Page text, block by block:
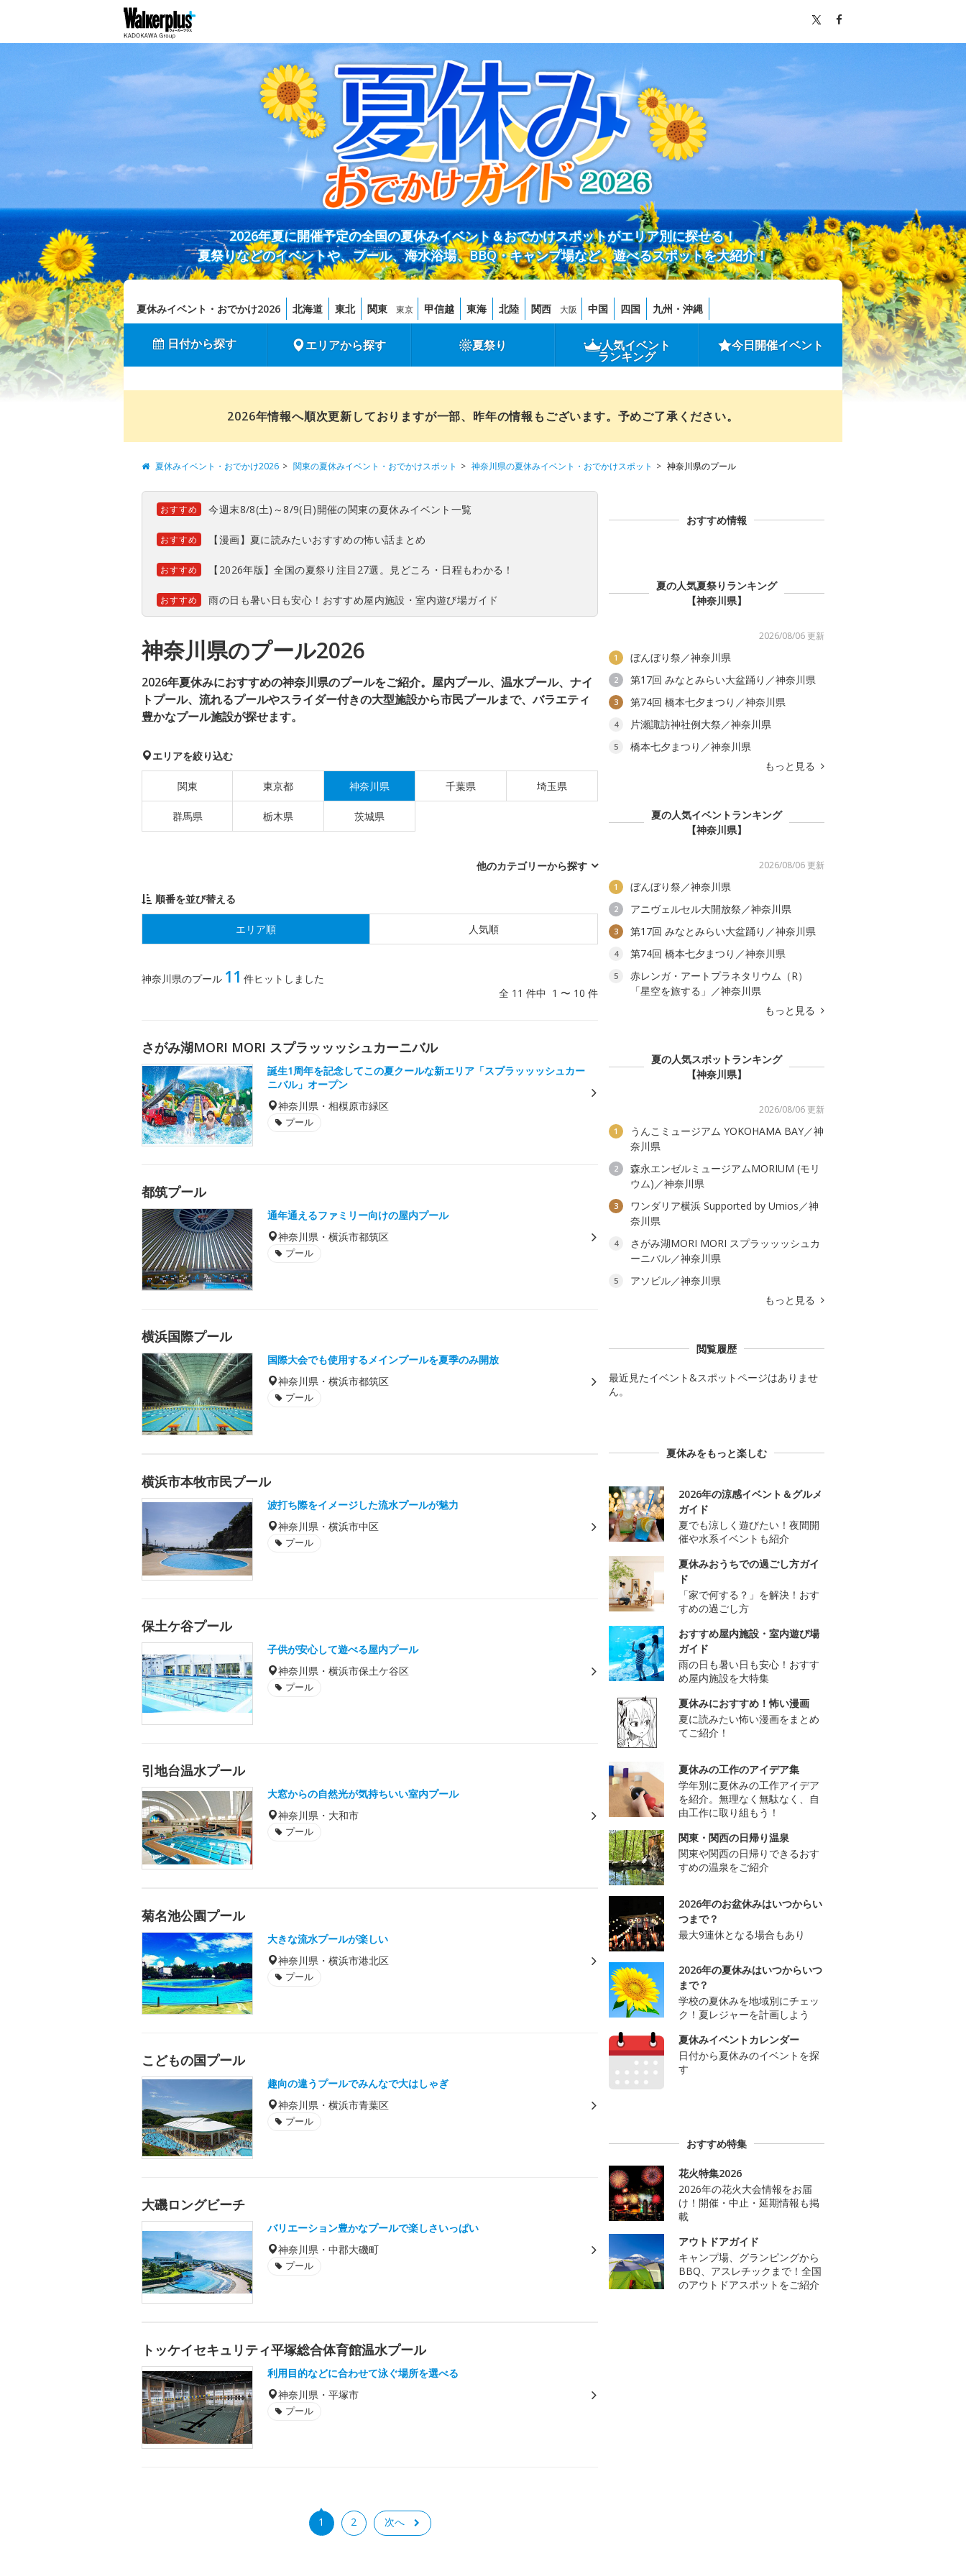
2026年夏に開催予定の全国の夏休みイベント＆おでかけスポットがエリア別に探せる！
夏祭りなどのイベントや、プール、海水浴場、BBQ・キャンプ場など、遊べるスポットを大紹介！
夏休みイベント・おでかけ2026 北海道 東北 関東 東京 甲信越 東海 北陸 関西 大阪 中国 四国 九州・沖縄
日付から探す エリアから探す 夏祭り 人気イベント
ランキング
今日開催イベント
2026年情報へ順次更新しておりますが一部、昨年の情報もございます。予めご了承ください。
夏休みイベント・おでかけ2026 関東の夏休みイベント・おでかけスポット 神奈川県の夏休みイベント・おでかけスポット 神奈川県のプール
おすすめ 今週末8/8(土)～8/9(日)開催の関東の夏休みイベント一覧
おすすめ 【漫画】夏に読みたいおすすめの怖い話まとめ
おすすめ 【2026年版】全国の夏祭り注目27選。見どころ・日程もわかる！
おすすめ 雨の日も暑い日も安心！おすすめ屋内施設・室内遊び場ガイド
神奈川県のプール2026
2026年夏休みにおすすめの神奈川県のプールをご紹介。屋内プール、温水プール、ナイ
トプール、流れるプールやスライダー付きの大型施設から市民プールまで、バラエティ
豊かなプール施設が探せます。
エリアを絞り込む
関東 東京都 神奈川県 千葉県 埼玉県
群馬県 栃木県 茨城県
他のカテゴリーから探す
順番を並び替える
エリア順 人気順
神奈川県のプール 11 件ヒットしました
全 11 件中 1 〜 10 件
さがみ湖MORI MORI スプラッッッシュカーニバル
誕生1周年を記念してこの夏クールな新エリア「スプラッッッシュカー
ニバル」オープン
神奈川県・相模原市緑区
プール
都筑プール
通年通えるファミリー向けの屋内プール
神奈川県・横浜市都筑区
プール
横浜国際プール
国際大会でも使用するメインプールを夏季のみ開放
神奈川県・横浜市都筑区
プール
横浜市本牧市民プール
波打ち際をイメージした流水プールが魅力
神奈川県・横浜市中区
プール
保土ケ谷プール
子供が安心して遊べる屋内プール
神奈川県・横浜市保土ケ谷区
プール
引地台温水プール
大窓からの自然光が気持ちいい室内プール
神奈川県・大和市
プール
菊名池公園プール
大きな流水プールが楽しい
神奈川県・横浜市港北区
プール
こどもの国プール
趣向の違うプールでみんなで大はしゃぎ
神奈川県・横浜市青葉区
プール
大磯ロングビーチ
バリエーション豊かなプールで楽しさいっぱい
神奈川県・中郡大磯町
プール
トッケイセキュリティ平塚総合体育館温水プール
利用目的などに合わせて泳ぐ場所を選べる
神奈川県・平塚市
プール
1 2 次へ
おすすめ情報
夏の人気夏祭りランキング
【神奈川県】
2026/08/06 更新
1 ぼんぼり祭／神奈川県
2 第17回 みなとみらい大盆踊り／神奈川県
3 第74回 橋本七夕まつり／神奈川県
4 片瀬諏訪神社例大祭／神奈川県
5
橋本七夕まつり／神奈川県
もっと見る
夏の人気イベントランキング
【神奈川県】
2026/08/06 更新
1 ぼんぼり祭／神奈川県
2 アニヴェルセル大開放祭／神奈川県
3 第17回 みなとみらい大盆踊り／神奈川県
4 第74回 橋本七夕まつり／神奈川県
5
赤レンガ・アートプラネタリウム（R）
「星空を旅する」／神奈川県
もっと見る
夏の人気スポットランキング
【神奈川県】
2026/08/06 更新
1
うんこミュージアム YOKOHAMA BAY／神
奈川県
2
森永エンゼルミュージアムMORIUM (モリ
ウム)／神奈川県
3
ワンダリア横浜 Supported by Umios／神
奈川県
4
さがみ湖MORI MORI スプラッッッシュカ
ーニバル／神奈川県
5
アソビル／神奈川県
もっと見る
閲覧履歴
最近見たイベント&スポットページはありませ
ん。
夏休みをもっと楽しむ
2026年の涼感イベント＆グルメ
ガイド
夏でも涼しく遊びたい！夜間開
催や水系イベントも紹介
夏休みおうちでの過ごし方ガイ
ド
「家で何する？」を解決！おす
すめの過ごし方
おすすめ屋内施設・室内遊び場
ガイド
雨の日も暑い日も安心！おすす
め屋内施設を大特集
夏休みにおすすめ！怖い漫画
夏に読みたい怖い漫画をまとめ
てご紹介！
夏休みの工作のアイデア集
学年別に夏休みの工作アイデア
を紹介。無理なく無駄なく、自
由工作に取り組もう！
関東・関西の日帰り温泉
関東や関西の日帰りできるおす
すめの温泉をご紹介
2026年のお盆休みはいつからい
つまで？
最大9連休となる場合もあり
2026年の夏休みはいつからいつ
まで？
学校の夏休みを地域別にチェッ
ク！夏レジャーを計画しよう
夏休みイベントカレンダー
日付から夏休みのイベントを探
す
おすすめ特集
花火特集2026
2026年の花火大会情報をお届
け！開催・中止・延期情報も掲
載
アウトドアガイド
キャンプ場、グランピングから
BBQ、アスレチックまで！全国
のアウトドアスポットをご紹介